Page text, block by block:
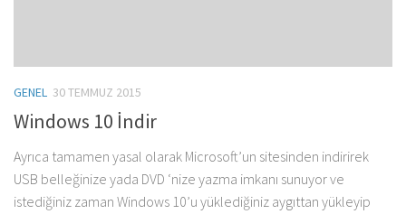
GENEL 30 TEMMUZ 2015
Windows 10 İndir
Ayrıca tamamen yasal olarak Microsoft’un sitesinden indirirek
USB belleğinize yada DVD ‘nize yazma imkanı sunuyor ve
istediğiniz zaman Windows 10’u yüklediğiniz aygıttan yükleyip